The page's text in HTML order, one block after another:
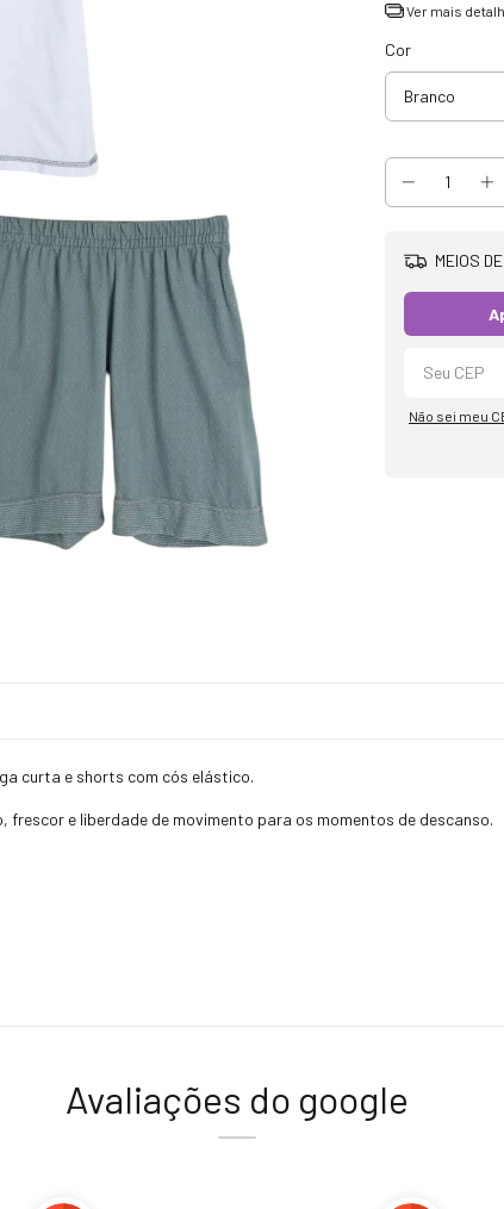
Ver mais
Cor
MEIOS
Não sei meu
curta e shorts com cós elástico.
e liberdade de movimento para os momentos de descanso.
Avaliações do google